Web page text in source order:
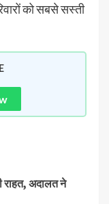
को सबसे सस्ती
राहत, अदालत ने